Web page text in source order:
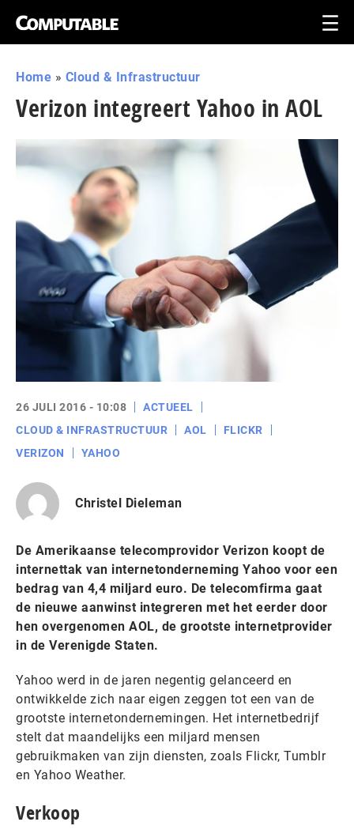
Home » Cloud & Infrastructuur
Verizon integreert Yahoo in AOL
26 JULI 2016 - 10:08
ACTUEEL
CLOUD & INFRASTRUCTUUR
AOL
FLICKR
VERIZON
YAHOO
Christel Dieleman
De Amerikaanse telecomprovidor Verizon koopt de
internettak van internetonderneming Yahoo voor een
bedrag van 4,4 miljard euro. De telecomfirma gaat
de nieuwe aanwinst integreren met het eerder door
hen overgenomen AOL, de grootste internetprovider
in de Verenigde Staten.
Yahoo werd in de jaren negentig gelanceerd en
ontwikkelde zich naar eigen zeggen tot een van de
grootste internetondernemingen. Het internetbedrijf
stelt dat maandelijks een miljard mensen
gebruikmaken van zijn diensten, zoals Flickr, Tumblr
en Yahoo Weather.
Verkoop